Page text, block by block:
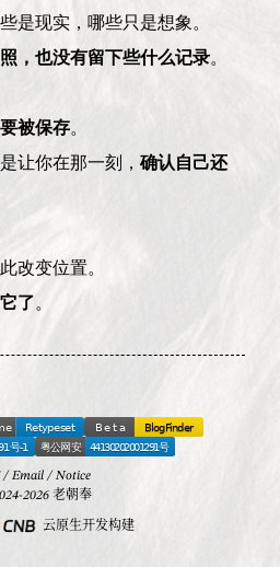
是现实，哪些只是想象。
，也没有留下些什么记录。
被保存。
让你在那一刻，确认自己还
改变位置。
了。
/ Email / Notice
2026 老朝奉
云原生开发构建